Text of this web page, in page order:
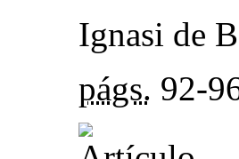
Ignasi de
págs. 92-